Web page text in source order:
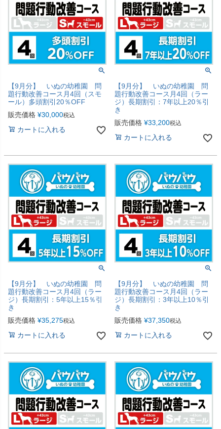
【9月分】 いぬの幼稚園 問
題行動改善コース月4回（スモ
ール）多頭割引20％OFF
販売価格 ¥30,000税込
カートに入れる
【9月分】 いぬの幼稚園 問
題行動改善コース月4回（ラー
ジ）長期割引：7年以上20％引
き
販売価格 ¥33,200税込
カートに入れる
【9月分】 いぬの幼稚園 問
題行動改善コース月4回（ラー
ジ）長期割引：5年以上15％引
き
販売価格 ¥35,275税込
カートに入れる
【9月分】 いぬの幼稚園 問
題行動改善コース月4回（ラー
ジ）長期割引：3年以上10％引
き
販売価格 ¥37,350税込
カートに入れる